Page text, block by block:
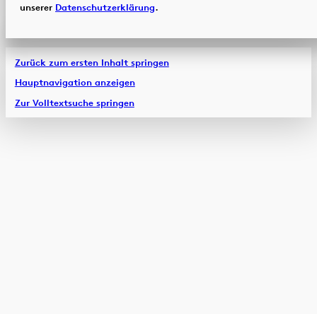
unserer Datenschutzerklärung.
Zurück zum ersten Inhalt springen
Hauptnavigation anzeigen
Zur Volltextsuche springen